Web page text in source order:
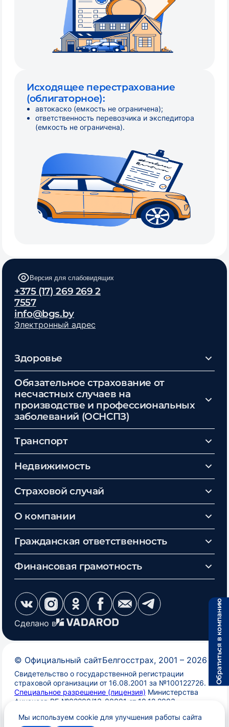
Исходящее перестрахование
(облигаторное):
автокаско (емкость не ограничена);
ответственность перевозчика и экспедитора
(емкость не ограничена).
Версия для слабовидящих
+375 (17) 269 269 2
7557
info@bgs.by
Электронный адрес
Здоровье
Обязательное страхование от
несчастных случаев на
производстве и профессиональных
заболеваний (ОСНСПЗ)
Транспорт
Недвижимость
Страховой случай
О компании
Гражданская ответственность
Финансовая грамотность
Сделано в
© Официальный сайтБелгосстрах, 2001 – 2026
Свидетельство о государственной регистрации
страховой организации от 16.08.2001 за №100122726.
Специальное разрешение (лицензия) Министерства
финансов РБ №02200/13-00001 от 10.12.2003
О порядке обработки персональных данных
Мы используем cookie для улучшения работы сайта
Обратиться в компанию